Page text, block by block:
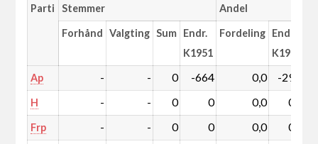
Parti Stemmer Andel
Forhånd Valgting Sum Endr.
K1951
Fordeling Endr.
K1951
Ap - - 0 -664 0,0 -29,4
H - - 0 0 0,0 0,0
Frp - - 0 0 0,0 0,0